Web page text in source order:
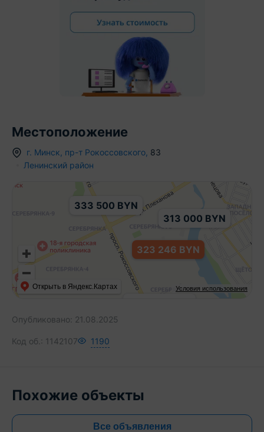
Местоположение
г. Минск пр-т Рокоссовского 83
Ленинский район
Условия использования
Открыть в Яндекс.Картах
313 000 BYN
333 500 BYN
323 246 BYN
Опубликовано: 21.08.2025
Код об.: 1142107 1190
Похожие объекты
Все объявления